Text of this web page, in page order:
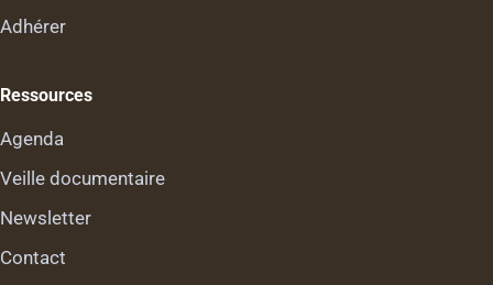
Adhérer
Ressources
Agenda
Veille documentaire
Newsletter
Contact